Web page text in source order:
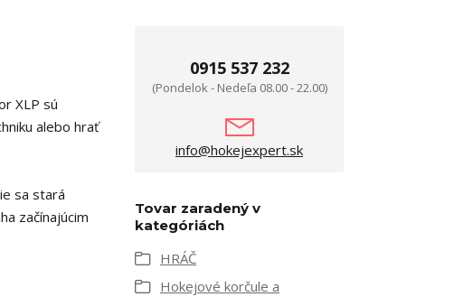
XLP sú
alebo hrať
sa stará
začínajúcim
0915 537 232
(Pondelok - Nedeľa 08.00 - 22.00)
info@hokejexpert.sk
Tovar zaradený v
kategóriách
HRÁČ
Hokejové korčule a